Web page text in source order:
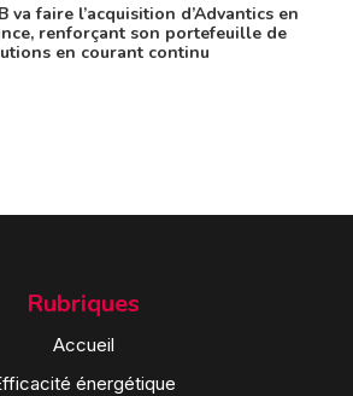
va faire l’acquisition d’Advantics en
renforçant son portefeuille de
en courant continu
Rubriques
Accueil
énergétique